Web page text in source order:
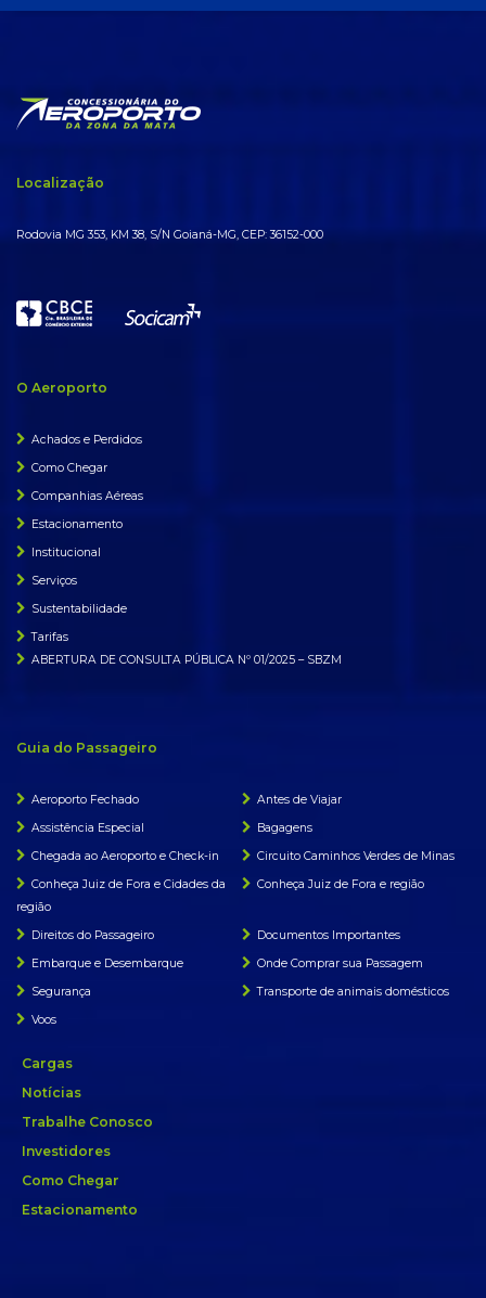
Localização
Rodovia MG 353, KM 38, S/N Goianá-MG, CEP: 36152-000
O Aeroporto
Achados e Perdidos
Como Chegar
Companhias Aéreas
Estacionamento
Institucional
Serviços
Sustentabilidade
Tarifas
ABERTURA DE CONSULTA PÚBLICA Nº 01/2025 – SBZM
Guia do Passageiro
Aeroporto Fechado
Antes de Viajar
Assistência Especial
Bagagens
Chegada ao Aeroporto e Check-in
Circuito Caminhos Verdes de Minas
Conheça Juiz de Fora e Cidades da
região
Conheça Juiz de Fora e região
Direitos do Passageiro
Documentos Importantes
Embarque e Desembarque
Onde Comprar sua Passagem
Segurança
Transporte de animais domésticos
Voos
Cargas
Notícias
Trabalhe Conosco
Investidores
Como Chegar
Estacionamento